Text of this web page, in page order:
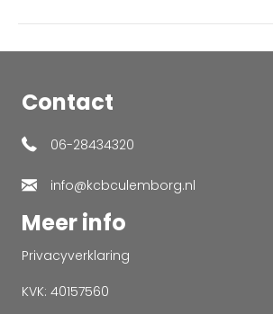
Contact
06-28434320
info@kcbculemborg.nl
Meer info
Privacyverklaring
KVK: 40157560